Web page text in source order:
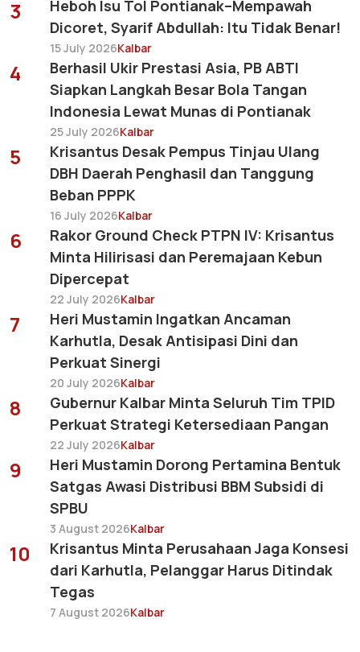
3
Heboh Isu Tol Pontianak–Mempawah
Dicoret, Syarif Abdullah: Itu Tidak Benar!
15 July 2026Kalbar
4
Berhasil Ukir Prestasi Asia, PB ABTI
Siapkan Langkah Besar Bola Tangan
Indonesia Lewat Munas di Pontianak
25 July 2026Kalbar
5
Krisantus Desak Pempus Tinjau Ulang
DBH Daerah Penghasil dan Tanggung
Beban PPPK
16 July 2026Kalbar
6
Rakor Ground Check PTPN IV: Krisantus
Minta Hilirisasi dan Peremajaan Kebun
Dipercepat
22 July 2026Kalbar
7
Heri Mustamin Ingatkan Ancaman
Karhutla, Desak Antisipasi Dini dan
Perkuat Sinergi
20 July 2026Kalbar
8
Gubernur Kalbar Minta Seluruh Tim TPID
Perkuat Strategi Ketersediaan Pangan
22 July 2026Kalbar
9
Heri Mustamin Dorong Pertamina Bentuk
Satgas Awasi Distribusi BBM Subsidi di
SPBU
3 August 2026Kalbar
10
Krisantus Minta Perusahaan Jaga Konsesi
dari Karhutla, Pelanggar Harus Ditindak
Tegas
7 August 2026Kalbar